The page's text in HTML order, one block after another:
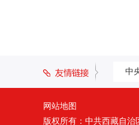
中
网站地图
版权所有：中共西藏自治